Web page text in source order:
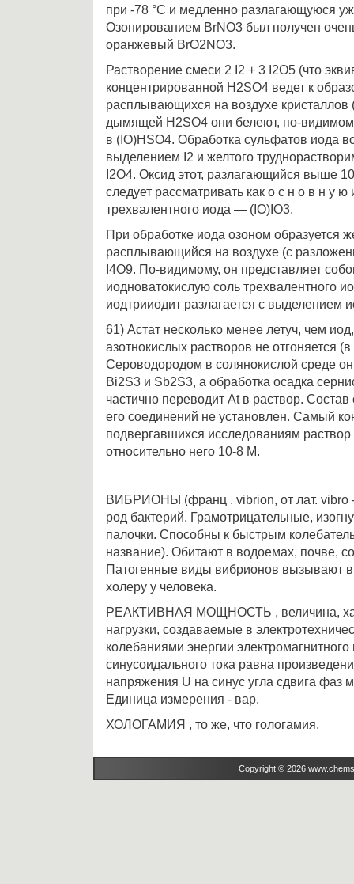
при -78 °С и медленно разлагающуюся
Озонированием ВrNО3 был получен
оранжевый ВrО2NО3.
Растворение смеси 2 I2 + 3 I2O5 (что
концентрированной Н2SO4 ведет к
расплывающихся на воздухе кристаллов
дымящей Н2SО4 они белеют, по-
в (IO)НSО4. Обработка сульфатов иода
выделением I2 и желтого
I2O4. Оксид этот, разлагающийся выше
следует рассматривать как о с н о в н у
трехвалентного иода — (IO)IO3.
При обработке иода озоном образуется
расплывающийся на воздухе (с
I4O9. По-видимому, он представляет
иодноватокислую соль трехвалентного
иодтрииодит разлагается с выделением
61) Астат несколько менее летуч, чем
азотнокислых растворов не отгоняется
Сероводородом в солянокислой среде
Вi2S3 и Sb2S3, а обработка осадка
частично переводит At в раствор.
его соединений не установлен. Самый
подвергавшихся исследованиям
относительно него 10-8 М.
ВИБРИОНЫ (франц . vibrion, от лат. vibro
род бактерий. Грамотрицательные,
палочки. Способны к быстрым
название). Обитают в водоемах, почве,
Патогенные виды вибрионов вызывают
холеру у человека.
РЕАКТИВНАЯ МОЩНОСТЬ , величина,
нагрузки, создаваемые в
колебаниями энергии
синусоидального тока равна
напряжения U на синус угла сдвига фаз
Единица измерения - вар.
ХОЛОГАМИЯ , то же, что гологамия.
Copyright © 2026